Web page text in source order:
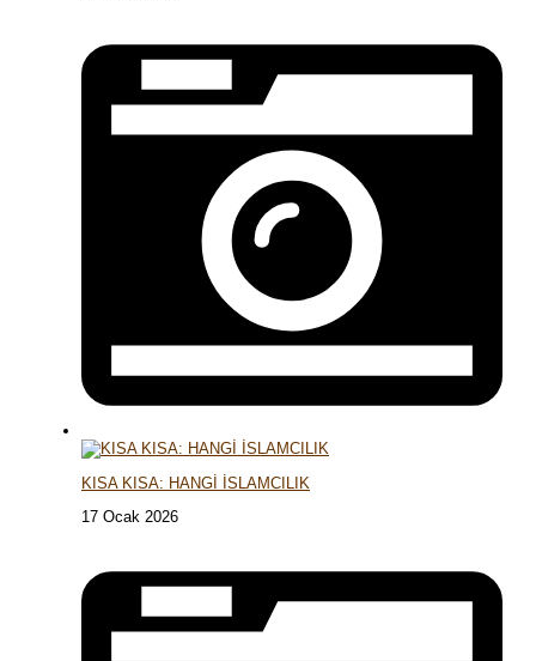
KISA KISA: HANGİ İSLAMCILIK
17 Ocak 2026